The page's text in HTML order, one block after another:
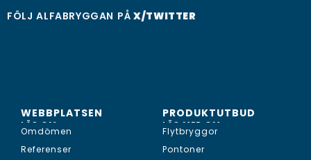
FÖLJ ALFABRYGGAN PÅ X/TWITTER
WEBBPLATSEN
LÄS OM...
Omdömen
Referenser
PRODUKTUTBUD
LÄS MER OM...
Flytbryggor
Pontoner